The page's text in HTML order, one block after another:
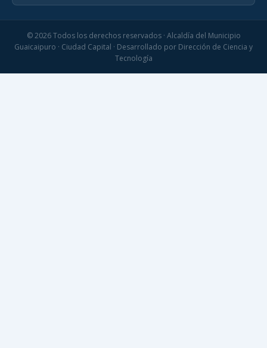
© 2026 Todos los derechos reservados · Alcaldía del Municipio
Guaicaipuro · Ciudad Capital · Desarrollado por Dirección de Ciencia y
Tecnología